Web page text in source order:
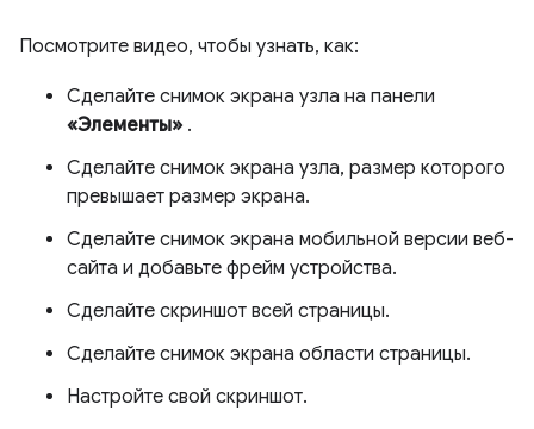
Посмотрите видео, чтобы узнать, как:
Сделайте снимок экрана узла на панели
«Элементы» .
Сделайте снимок экрана узла, размер которого
превышает размер экрана.
Сделайте снимок экрана мобильной версии веб-
сайта и добавьте фрейм устройства.
Сделайте скриншот всей страницы.
Сделайте снимок экрана области страницы.
Настройте свой скриншот.